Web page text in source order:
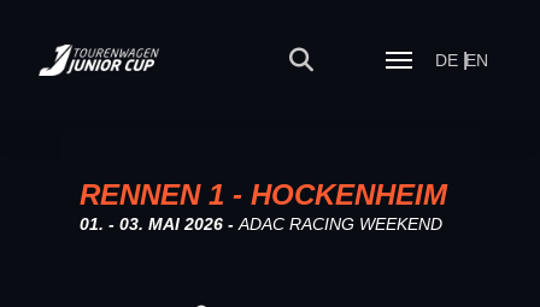
DE EN
RENNEN 1 - HOCKENHEIM
01. - 03. MAI 2026 -ADAC RACING WEEKEND